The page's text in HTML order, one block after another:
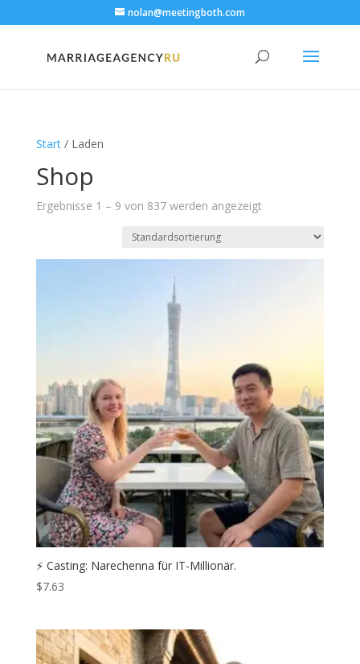
nolan@meetingboth.com
Start/ Laden
Shop
Ergebnisse 1 – 9 von 837 werden angezeigt
⚡️ Casting: Narechenna für IT-Millionär.
$7.63